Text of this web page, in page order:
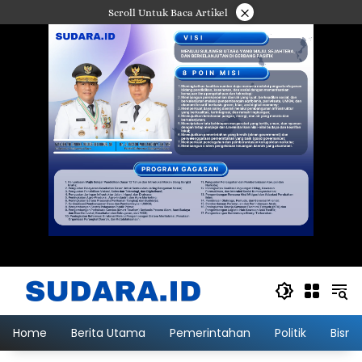
ke
Scroll Untuk Baca Artikel ×
Home Berita Utama Pemerintahan Politik